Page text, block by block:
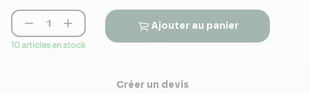
 
10 articles en stock
Ajouter au panier
Créer un devis